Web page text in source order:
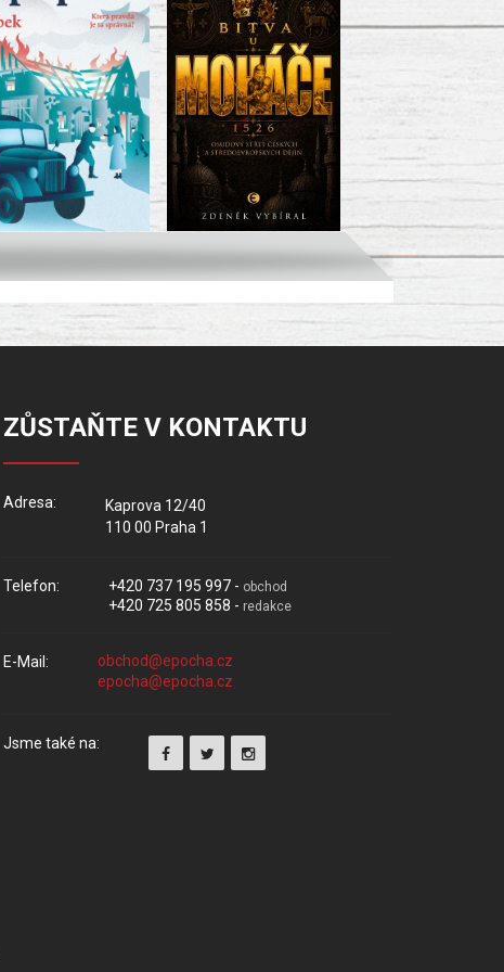
ZŮSTAŇTE V KONTAKTU
Adresa:
Kaprova 12/40
110 00 Praha 1
Telefon: +420 737 195 997 - obchod
+420 725 805 858 - redakce
E-Mail:
Jsme také na: